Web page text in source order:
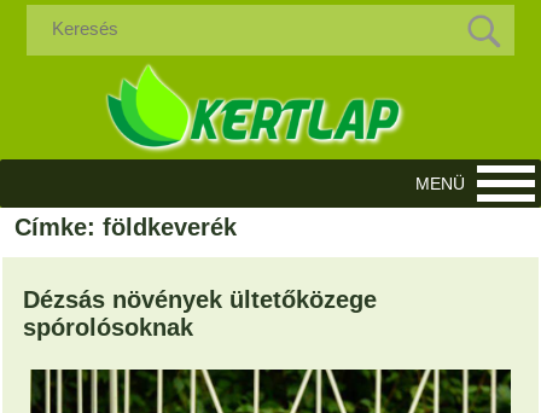
Címke: földkeverék
Dézsás növények ültetőközege
spórolósoknak